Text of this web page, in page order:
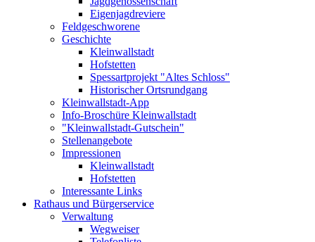
Eigenjagdreviere
Feldgeschworene
Geschichte
Kleinwallstadt
Hofstetten
Spessartprojekt "Altes Schloss"
Historischer Ortsrundgang
Kleinwallstadt-App
Info-Broschüre Kleinwallstadt
"Kleinwallstadt-Gutschein"
Stellenangebote
Impressionen
Kleinwallstadt
Hofstetten
Interessante Links
Rathaus und Bürgerservice
Verwaltung
Wegweiser